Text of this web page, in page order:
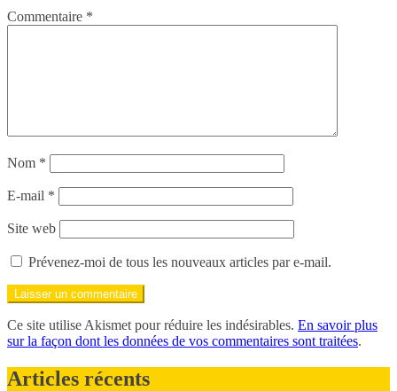
Commentaire *
Nom *
E-mail *
Site web
Prévenez-moi de tous les nouveaux articles par e-mail.
Ce site utilise Akismet pour réduire les indésirables. En savoir plus
sur la façon dont les données de vos commentaires sont traitées.
Articles récents